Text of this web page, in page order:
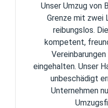
Unser Umzug von
Grenze mit zwei
reibungslos.
kompetent,
eingehalten. Unser
unbeschädigt
Unternehmen